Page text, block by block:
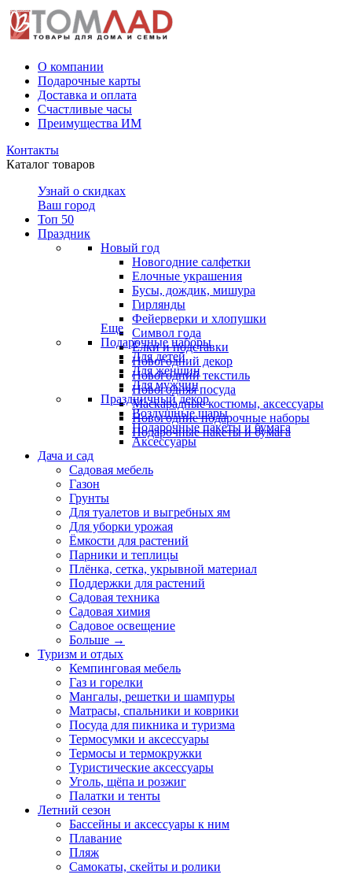
О компании
Подарочные карты
Доставка и оплата
Счастливые часы
Преимущества ИМ
Контакты
Каталог товаров
Узнай о скидках
Ваш город
Топ 50
Праздник
Новый год
Новогодние салфетки
Елочные украшения
Бусы, дождик, мишура
Гирлянды
Фейерверки и хлопушки
Символ года
Ёлки и подставки
Новогодний декор
Новогодний текстиль
Новогодняя посуда
Маскарадные костюмы, аксессуары
Новогодние подарочные наборы
Подарочные пакеты и бумага
Еще
Подарочные наборы
Для детей
Для женщин
Для мужчин
Праздничный декор
Воздушные шары
Подарочные пакеты и бумага
Аксессуары
Дача и сад
Садовая мебель
Газон
Грунты
Для туалетов и выгребных ям
Для уборки урожая
Ёмкости для растений
Парники и теплицы
Плёнка, сетка, укрывной материал
Поддержки для растений
Садовая техника
Садовая химия
Садовое освещение
Больше →
Туризм и отдых
Кемпинговая мебель
Газ и горелки
Мангалы, решетки и шампуры
Матрасы, cпальники и коврики
Посуда для пикника и туризма
Термосумки и аксессуары
Термосы и термокружки
Туристические аксессуары
Уголь, щёпа и розжиг
Палатки и тенты
Летний сезон
Бассейны и аксессуары к ним
Плавание
Пляж
Самокаты, скейты и ролики